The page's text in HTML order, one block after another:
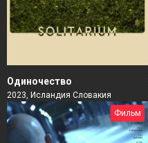
Одиночество
2023, Исландия Словакия
Фильм